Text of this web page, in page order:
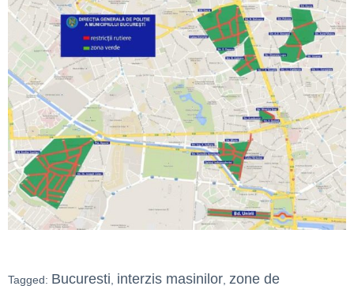
Tagged: Bucuresti interzis masinilor zone de